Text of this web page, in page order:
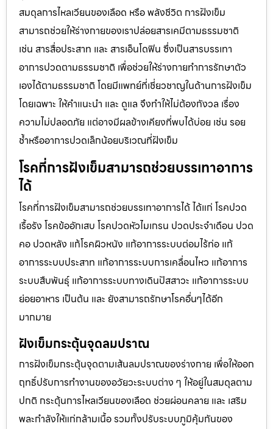
สมดุลการไหลเวียนของเลือด หรือ พลังชีวิต การฝังเข็ม
สามารถช่วยให้ร่างกายของเราปล่อยสารเคมีตามธรรมชาติ
เช่น สารสื่อประสาท และ สารเอ็นโดฟิน ซึ่งเป็นสารบรรเทา
อาการปวดตามธรรมชาติ เพื่อช่วยให้ร่างกายทำการรักษาตัว
เองได้ตามธรรมชาติ โดยมีแพทย์ที่เชี่ยวชาญในด้านการฝังเข็ม
โดยเฉพาะ ให้คำแนะนำ และ ดูแล จึงทำให้ไม่ต้องกังวล เรื่อง
ความไม่ปลอดภัย แต่อาจมีผลข้างเคียงที่พบได้บ่อย เช่น รอย
ช้ำหรืออาการปวดเล็กน้อยบริเวณที่ฝังเข็ม
โรคที่การฝังเข็มสามารถช่วยบรรเทาอาการ
ได้
โรคที่การฝังเข็มสามารถช่วยบรรเทาอาการได้ ได้แก่ โรคปวด
เรื้อรัง โรคข้ออักเสบ โรคปวดหัวไมเกรน ปวดประจําเดือน ปวด
คอ ปวดหลัง แก้โรคผิวหนัง แก้อาการระบบต่อมไร้ท่อ แก้
อาการระบบประสาท แก้อาการระบบการเคลื่อนไหว แก้อาการ
ระบบสืบพันธุ์ แก้อาการระบบทางเดินปัสสาวะ แก้อาการระบบ
ย่อยอาหาร เป็นต้น และ ยังสามารถรักษาโรคอื่นๆได้อีก
มากมาย
ฝังเข็มกระตุ้นจุดลมปราณ
การฝังเข็มกระตุ้นจุดตามเส้นลมปราณของร่างกาย เพื่อให้ออก
ฤทธิ์ปรับการทำงานของอวัยวะระบบต่าง ๆ ให้อยู่ในสมดุลตาม
ปกติ กระตุ้นการไหลเวียนของเลือด ช่วยผ่อนคลาย และ เสริม
พละกำลังให้แก่กล้ามเนื้อ รวมทั้งปรับระบบภูมิคุ้มกันของ